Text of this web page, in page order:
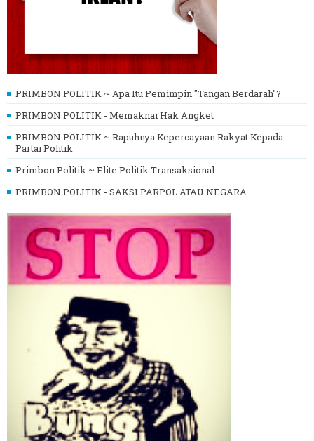
PRIMBON POLITIK ~ Apa Itu Pemimpin "Tangan Berdarah"?
PRIMBON POLITIK - Memaknai Hak Angket
PRIMBON POLITIK ~ Rapuhnya Kepercayaan Rakyat Kepada
Partai Politik
Primbon Politik ~ Elite Politik Transaksional
PRIMBON POLITIK - SAKSI PARPOL ATAU NEGARA